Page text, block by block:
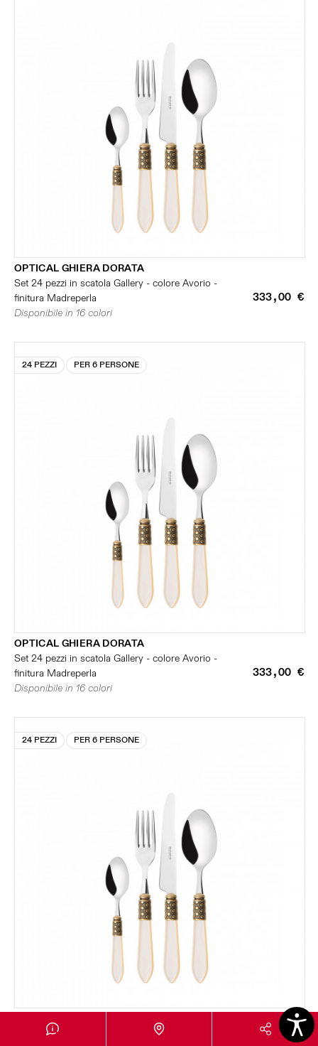
OPTICAL GHIERA DORATA
Set 24 pezzi in scatola Gallery - colore Avorio -
finitura Madreperla
333,00 €
Disponibile in 16 colori
24 PEZZI PER 6 PERSONE
OPTICAL GHIERA DORATA
Set 24 pezzi in scatola Gallery - colore Avorio -
finitura Madreperla
333,00 €
Disponibile in 16 colori
24 PEZZI PER 6 PERSONE
Set 24 pezzi in scatola Gallery - colore Avorio -